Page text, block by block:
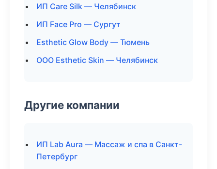
ИП Care Silk — Челябинск
ИП Face Pro — Сургут
Esthetic Glow Body — Тюмень
ООО Esthetic Skin — Челябинск
Другие компании
ИП Lab Aura — Массаж и спа в Санкт-
Петербург